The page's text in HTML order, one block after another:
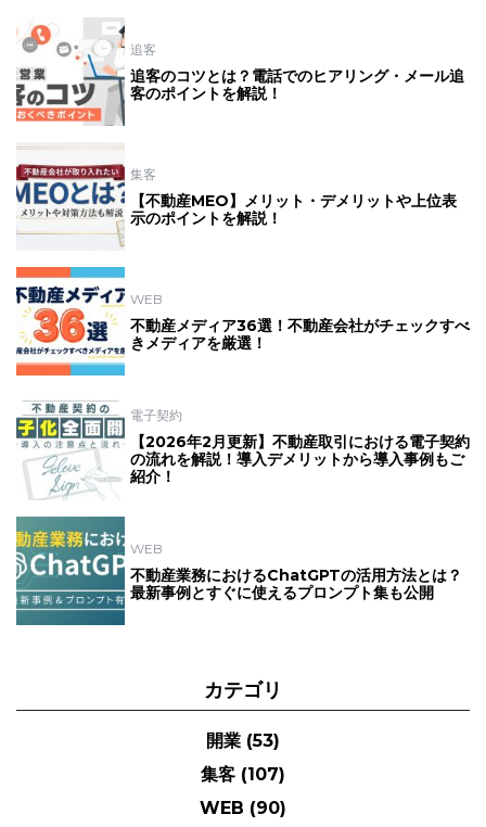
追客
追客のコツとは？電話でのヒアリング・メール追
客のポイントを解説！
集客
【不動産MEO】メリット・デメリットや上位表
示のポイントを解説！
WEB
不動産メディア36選！不動産会社がチェックすべ
きメディアを厳選！
電子契約
【2026年2月更新】不動産取引における電子契約
の流れを解説！導入デメリットから導入事例もご
紹介！
WEB
不動産業務におけるChatGPTの活用方法とは？
最新事例とすぐに使えるプロンプト集も公開
カテゴリ
開業 (53)
集客 (107)
WEB (90)